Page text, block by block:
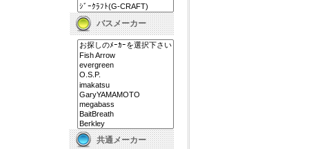
バスメーカー
共通メーカー